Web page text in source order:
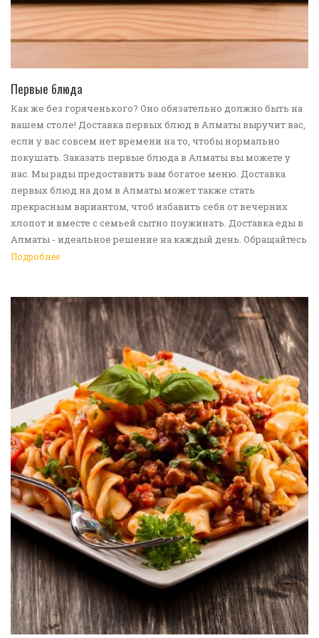
Первые блюда
Как же без горяченького? Оно обязательно должно быть на
вашем столе! Доставка первых блюд в Алматы выручит вас,
если у вас совсем нет времени на то, чтобы нормально
покушать. Заказать первые блюда в Алматы вы можете у
нас. Мы рады предоставить вам богатое меню. Доставка
первых блюд на дом в Алматы может также стать
прекрасным вариантом, чтоб избавить себя от вечерних
хлопот и вместе с семьей сытно поужинать. Доставка еды в
Алматы - идеальное решение на каждый день. Обращайтесь
к нам!
Подробнее